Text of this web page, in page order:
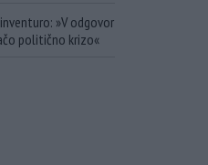
»V odgovor
politično krizo«